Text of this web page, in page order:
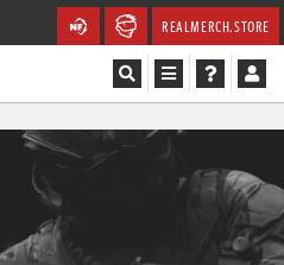
REALMERCH.STORE